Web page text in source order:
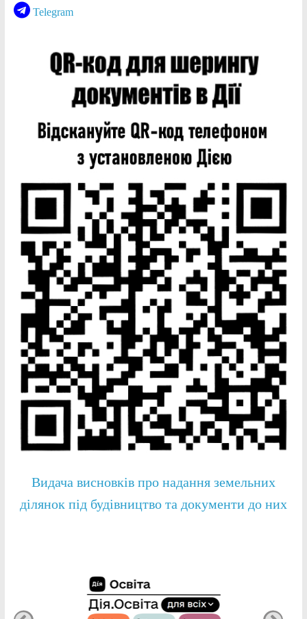
Telegram
Видача висновків про надання земельних
ділянок під будівництво та документи до них